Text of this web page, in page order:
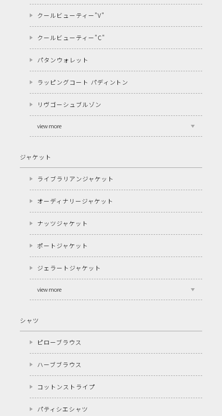
クールビューティー"V"
クールビューティー"C"
パタンウォレット
ラッピングコート パディントン
リヴゴーシュブルゾン
view more
ジャケット
ライブラリアンジャケット
オーディナリージャケット
ナッツジャケット
ポートジャケット
ジェラートジャケット
view more
シャツ
ピローブラウス
ハーブブラウス
コットンストライプ
パティシエシャツ